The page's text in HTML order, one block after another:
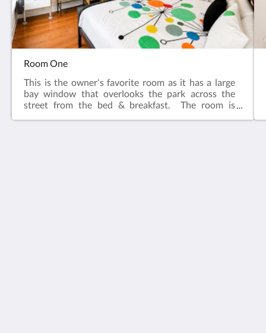
Room One
This is the owner's favorite room as it has a large
bay window that overlooks the park across the
street from the bed & breakfast. The room is